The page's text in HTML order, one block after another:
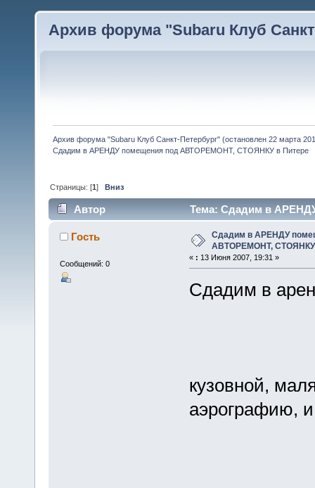
Архив форума "Subaru Клуб
Архив форума "Subaru Клуб Санкт-Петербург" (остановлен 22 марта
Сдадим в АРЕНДУ помещения под АВТОРЕМОНТ, СТОЯНКУ в Питере
Страницы: [1]Вниз
Автор
Тема: Сдадим в
(Прочитано 2695 раз)
Гость
Сообщений: 0
Сдадим в АРЕНДУ
АВТОРЕМОНТ, СТОЯНКУ
« : 13 Июня 2007, 19:31 »
Сдадим в
кузовной,
аэрографию,